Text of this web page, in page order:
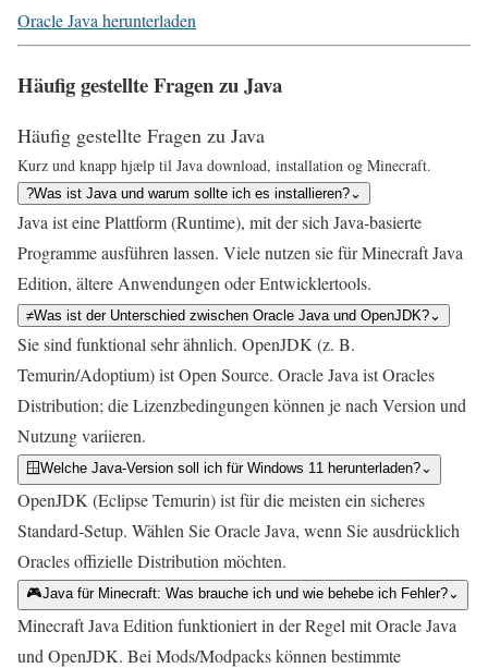
Oracle Java herunterladen
Häufig gestellte Fragen zu Java
Häufig gestellte Fragen zu Java
Kurz und knapp hjælp til Java download, installation og Minecraft.
?Was ist Java und warum sollte ich es installieren?⌄
Java ist eine Plattform (Runtime), mit der sich Java‑basierte
Programme ausführen lassen. Viele nutzen sie für Minecraft Java
Edition, ältere Anwendungen oder Entwicklertools.
≠Was ist der Unterschied zwischen Oracle Java und OpenJDK?⌄
Sie sind funktional sehr ähnlich. OpenJDK (z. B.
Temurin/Adoptium) ist Open Source. Oracle Java ist Oracles
Distribution; die Lizenzbedingungen können je nach Version und
Nutzung variieren.
🪟Welche Java-Version soll ich für Windows 11 herunterladen?⌄
OpenJDK (Eclipse Temurin) ist für die meisten ein sicheres
Standard‑Setup. Wählen Sie Oracle Java, wenn Sie ausdrücklich
Oracles offizielle Distribution möchten.
🎮Java für Minecraft: Was brauche ich und wie behebe ich Fehler?⌄
Minecraft Java Edition funktioniert in der Regel mit Oracle Java
und OpenJDK. Bei Mods/Modpacks können bestimmte